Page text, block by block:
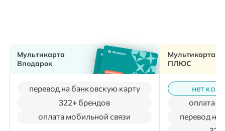
Мультикарта
Вподарок
оплата мобильной связи
перевод на банковскую карту
322+ брендов
Мультикарта
ПЛЮС
нет
оплата
перевод на